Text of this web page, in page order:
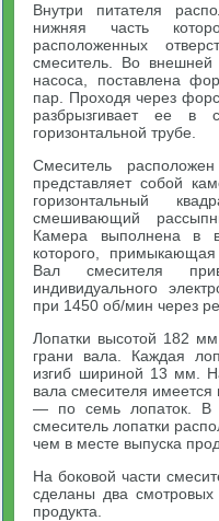
Внутри питателя
нижняя часть
расположенных
смеситель. Во
насоса, поставлена
пар. Проходя через
разбрызгивает ее в
горизонтальной трубе.
Смеситель
представляет собой
горизонтальный
смешивающий
Камера выполнена в
которого,
Вал смесителя
индивидуального
при 1450 об/мин через
Лопатки высотой 182
грани вала. Каждая
изгиб шириной 13 мм.
вала смесителя имеется
— по семь лопаток. В
смеситель лопатки
чем в месте выпуска
На боковой части
сделаны два смотровых
продукта.